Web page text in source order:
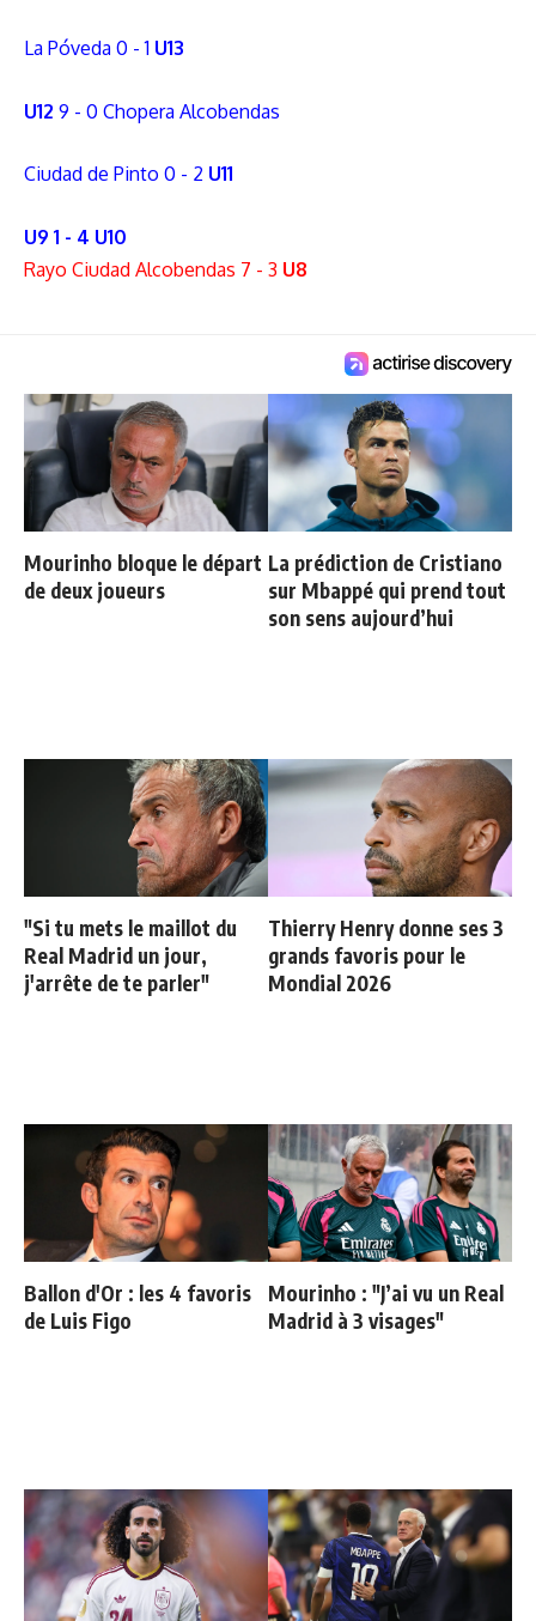
La Póveda 0 - 1 U13
U12 9 - 0 Chopera Alcobendas
Ciudad de Pinto 0 - 2 U11
U9 1 - 4 U10
Rayo Ciudad Alcobendas 7 - 3 U8
Mourinho bloque le départ
de deux joueurs
La prédiction de Cristiano
sur Mbappé qui prend tout
son sens aujourd’hui
"Si tu mets le maillot du
Real Madrid un jour,
j'arrête de te parler"
Thierry Henry donne ses 3
grands favoris pour le
Mondial 2026
Ballon d'Or : les 4 favoris
de Luis Figo
Mourinho : "J’ai vu un Real
Madrid à 3 visages"